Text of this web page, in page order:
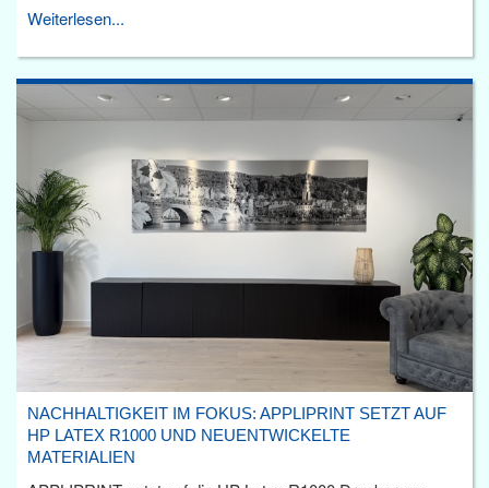
Weiterlesen...
NACHHALTIGKEIT IM FOKUS: APPLIPRINT SETZT AUF
HP LATEX R1000 UND NEUENTWICKELTE
MATERIALIEN